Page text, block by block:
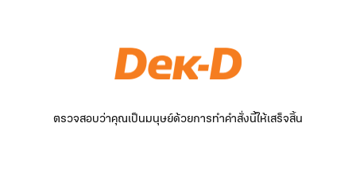
ตรวจสอบว่าคุณเป็นมนุษย์ด้วยการทำคำสั่งนี้ให้เสร็จสิ้น